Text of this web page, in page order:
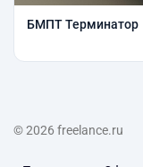
БМПТ Терминатор
© 2026 freelance.ru